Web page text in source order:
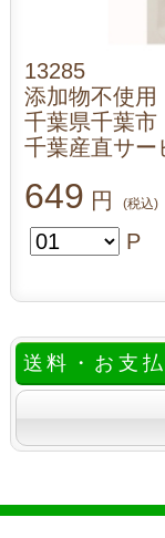
13285
添加物不使用
千葉県千葉市
千葉産直サー
649 円 (税込)
P
送料・お支